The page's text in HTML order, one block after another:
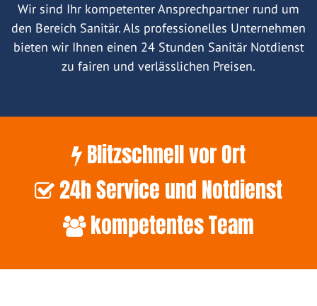
Wir sind Ihr kompetenter Ansprechpartner rund um
den Bereich Sanitär. Als professionelles Unternehmen
bieten wir Ihnen einen 24 Stunden Sanitär Notdienst
zu fairen und verlässlichen Preisen.
Blitzschnell vor Ort
24h Service und Notdienst
kompetentes Team